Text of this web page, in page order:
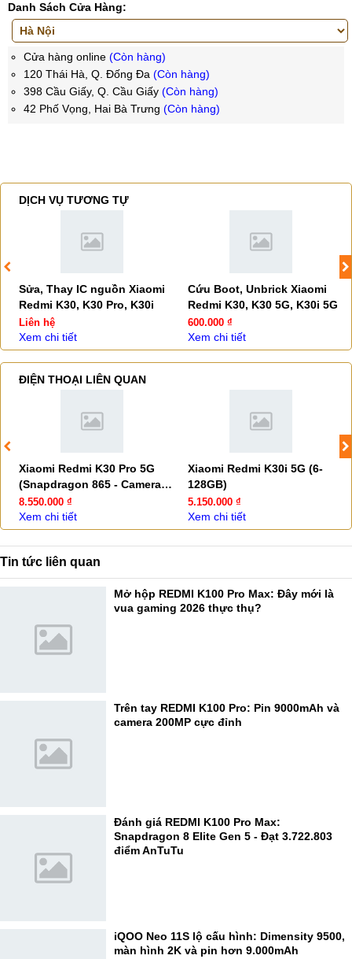
Danh Sách Cửa Hàng:
Cửa hàng online (Còn hàng)
120 Thái Hà, Q. Đống Đa (Còn hàng)
398 Cầu Giấy, Q. Cầu Giấy (Còn hàng)
42 Phố Vọng, Hai Bà Trưng (Còn hàng)
DỊCH VỤ TƯƠNG TỰ
Sửa, Thay IC nguồn Xiaomi
Redmi K30, K30 Pro, K30i
Liên hệ
Xem chi tiết
Cứu Boot, Unbrick Xiaomi
Redmi K30, K30 5G, K30i 5G
600.000 ₫
Xem chi tiết
ĐIỆN THOẠI LIÊN QUAN
Xiaomi Redmi K30 Pro 5G
(Snapdragon 865 - Camera
Pop-up)
8.550.000 ₫
Xem chi tiết
Xiaomi Redmi K30i 5G (6-
128GB)
5.150.000 ₫
Xem chi tiết
Tin tức liên quan
Mở hộp REDMI K100 Pro Max: Đây mới là
vua gaming 2026 thực thụ?
Trên tay REDMI K100 Pro: Pin 9000mAh và
camera 200MP cực đỉnh
Đánh giá REDMI K100 Pro Max:
Snapdragon 8 Elite Gen 5 - Đạt 3.722.803
điểm AnTuTu
iQOO Neo 11S lộ cấu hình: Dimensity 9500,
màn hình 2K và pin hơn 9.000mAh